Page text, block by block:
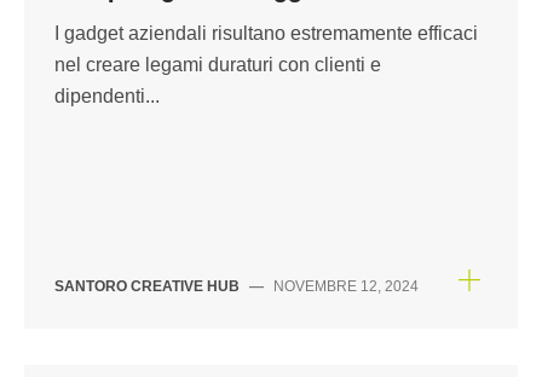
I gadget aziendali risultano estremamente efficaci
nel creare legami duraturi con clienti e
dipendenti...
SANTORO CREATIVE HUB — NOVEMBRE 12, 2024